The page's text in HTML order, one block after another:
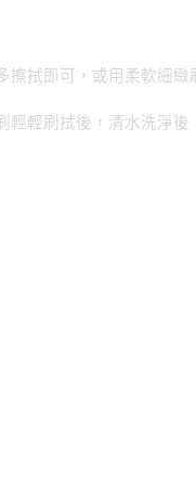
擦拭即可，或用柔軟細緻
輕輕刷拭後，清水洗淨